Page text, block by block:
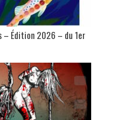
– Édition 2026 – du 1er